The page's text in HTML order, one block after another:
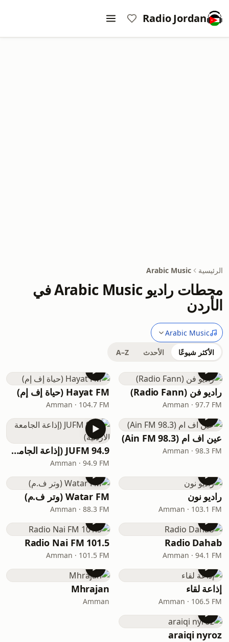
Radio Jordan
الرئيسية Arabic Music
محطات راديو Arabic Music في
الأردن
Arabic Music
الأكثر شيوعًا الأحدث A–Z
راديو فن (Radio Fann)
Amman · 97.7 FM
Hayat FM (حياة إف إم)
Amman · 104.7 FM
عين اف ام (Ain FM 98.3)
Amman · 98.3 FM JUFM 94.9 (إذاعة الجامعة الأردنية)
Amman · 94.9 FM
راديو نون
Amman · 103.1 FM
Watar FM (وتر ف.م)
Amman · 88.3 FM
Radio Dahab
Amman · 94.1 FM
Radio Nai FM 101.5
Amman · 101.5 FM
إذاعة لقاء
Amman · 106.5 FM
Mhrajan
Amman
araiqi nyroz